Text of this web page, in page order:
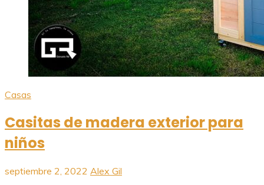
Casas
Casitas de madera exterior para
niños
septiembre 2, 2022 Alex Gil